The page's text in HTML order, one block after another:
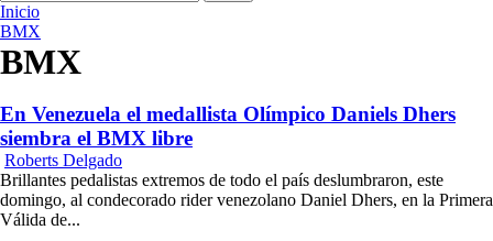
Inicio
BMX
BMX
En Venezuela el medallista Olímpico Daniels Dhers
siembra el BMX libre
Roberts Delgado
Brillantes pedalistas extremos de todo el país deslumbraron, este
domingo, al condecorado rider venezolano Daniel Dhers, en la Primera
Válida de...